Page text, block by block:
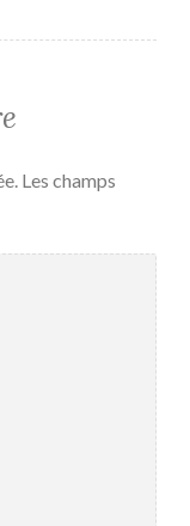
Les champs